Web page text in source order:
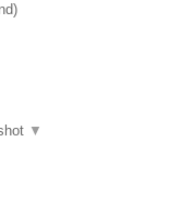
)
▼